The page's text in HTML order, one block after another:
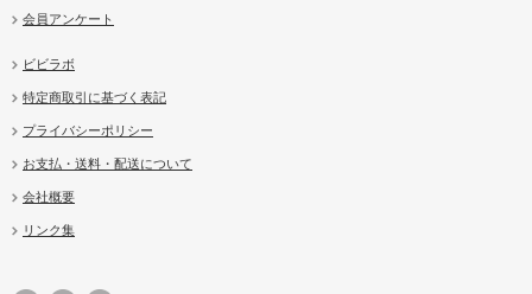
会員アンケート
ビビラボ
特定商取引に基づく表記
プライバシーポリシー
お支払・送料・配送について
会社概要
リンク集